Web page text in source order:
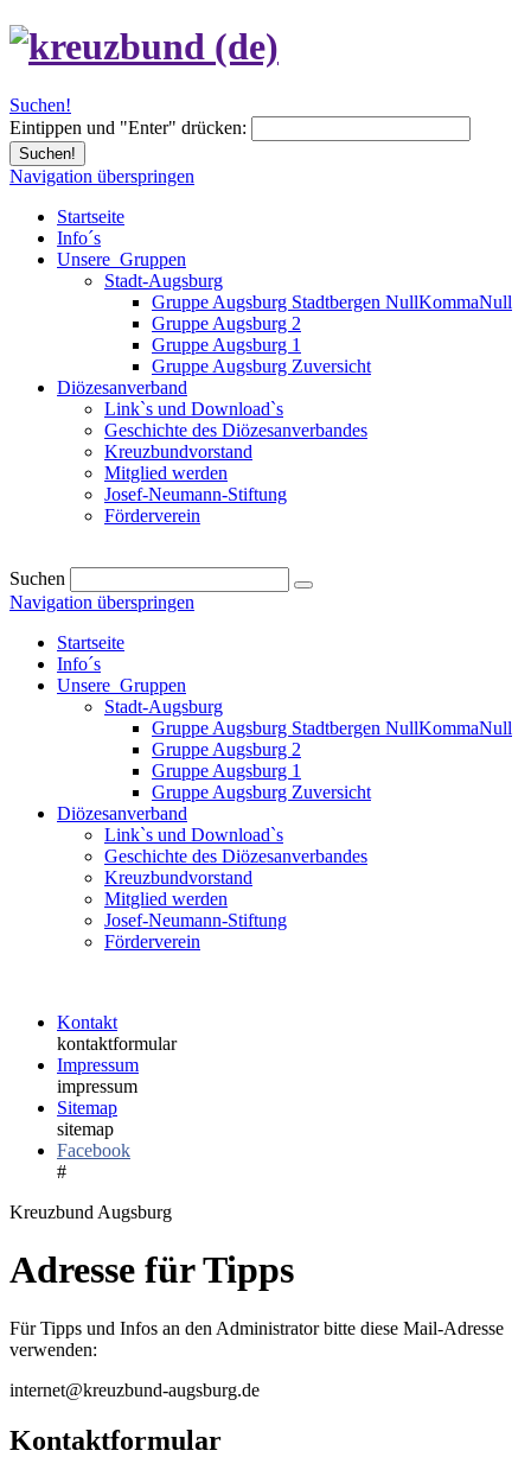
Suchen!
Eintippen und "Enter" drücken:
Suchen!
Navigation überspringen
Startseite
Info´s
Unsere_Gruppen
Stadt-Augsburg
Gruppe Augsburg Stadtbergen NullKommaNull
Gruppe Augsburg 2
Gruppe Augsburg 1
Gruppe Augsburg Zuversicht
Diözesanverband
Link`s und Download`s
Geschichte des Diözesanverbandes
Kreuzbundvorstand
Mitglied werden
Josef-Neumann-Stiftung
Förderverein
Suchen
Navigation überspringen
Startseite
Info´s
Unsere_Gruppen
Stadt-Augsburg
Gruppe Augsburg Stadtbergen NullKommaNull
Gruppe Augsburg 2
Gruppe Augsburg 1
Gruppe Augsburg Zuversicht
Diözesanverband
Link`s und Download`s
Geschichte des Diözesanverbandes
Kreuzbundvorstand
Mitglied werden
Josef-Neumann-Stiftung
Förderverein
Kontakt
kontaktformular
Impressum
impressum
Sitemap
sitemap
Facebook
#
Kreuzbund Augsburg
Adresse für Tipps
Für Tipps und Infos an den Administrator bitte diese Mail-Adresse
verwenden:
internet@kreuzbund-augsburg.de
Kontaktformular